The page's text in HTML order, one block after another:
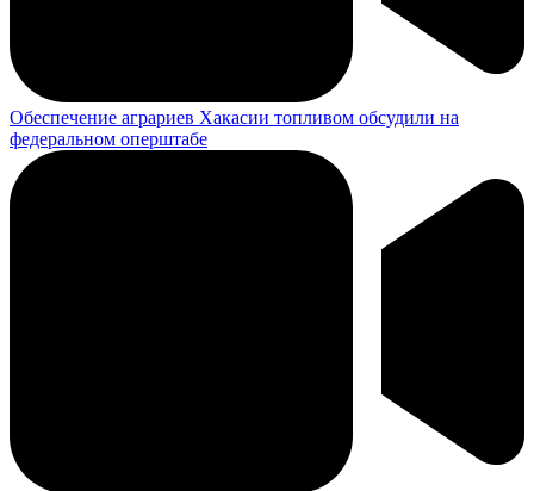
Обеспечение аграриев Хакасии топливом обсудили на
федеральном оперштабе